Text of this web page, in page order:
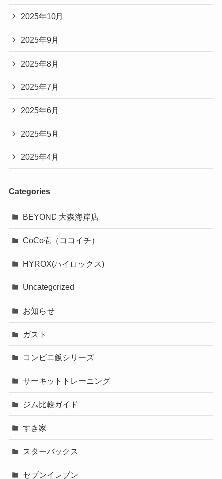
2025年10月
2025年9月
2025年8月
2025年7月
2025年6月
2025年5月
2025年4月
Categories
BEYOND 大森海岸店
CoCo壱（ココイチ）
HYROX(ハイロックス)
Uncategorized
お知らせ
ガスト
コンビニ飯シリーズ
サーキットトレーニング
ジム比較ガイド
すき家
スターバックス
セブンイレブン